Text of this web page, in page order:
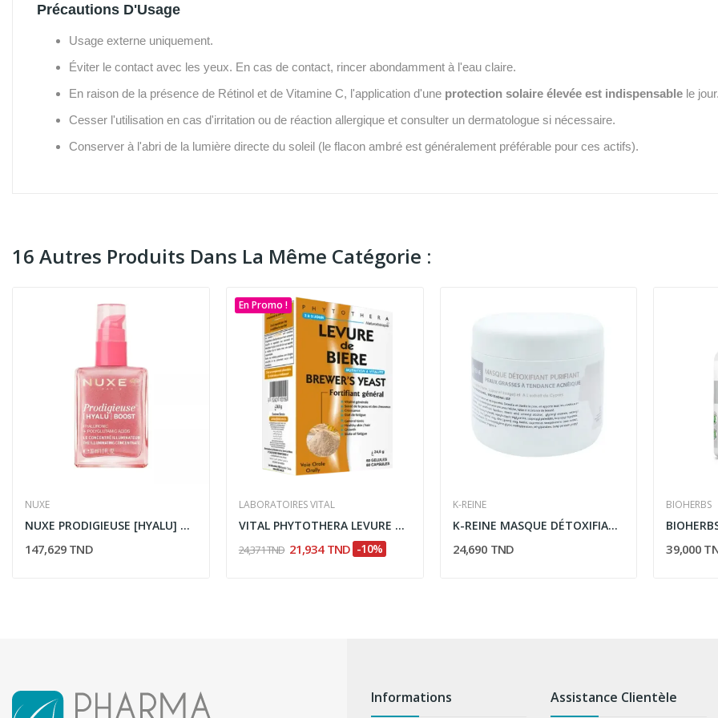
Précautions D'Usage
Usage externe uniquement.
Éviter le contact avec les yeux. En cas de contact, rincer abondamment à l'eau claire.
En raison de la présence de Rétinol et de Vitamine C, l'application d'une protection solaire élevée est indispensable le
Cesser l'utilisation en cas d'irritation ou de réaction allergique et consulter un dermatologue si nécessaire.
Conserver à l'abri de la lumière directe du soleil (le flacon ambré est généralement préférable pour ces actifs).
16 Autres Produits Dans La Même Catégorie :
NUXE
NUXE PRODIGIEUSE [HYALU] BOOST CONCENTRE...
147,629 TND
En Promo !
LABORATOIRES VITAL
VITAL PHYTOTHERA LEVURE DE BIERE 60 GELULES
24,371 TND 21,934 TND -10%
K-REINE
K-REINE MASQUE DÉTOXIFIANT PURIFIANT 150ML
24,690 TND
BIOHERBS
39,000
Informations Assistance Clientèle